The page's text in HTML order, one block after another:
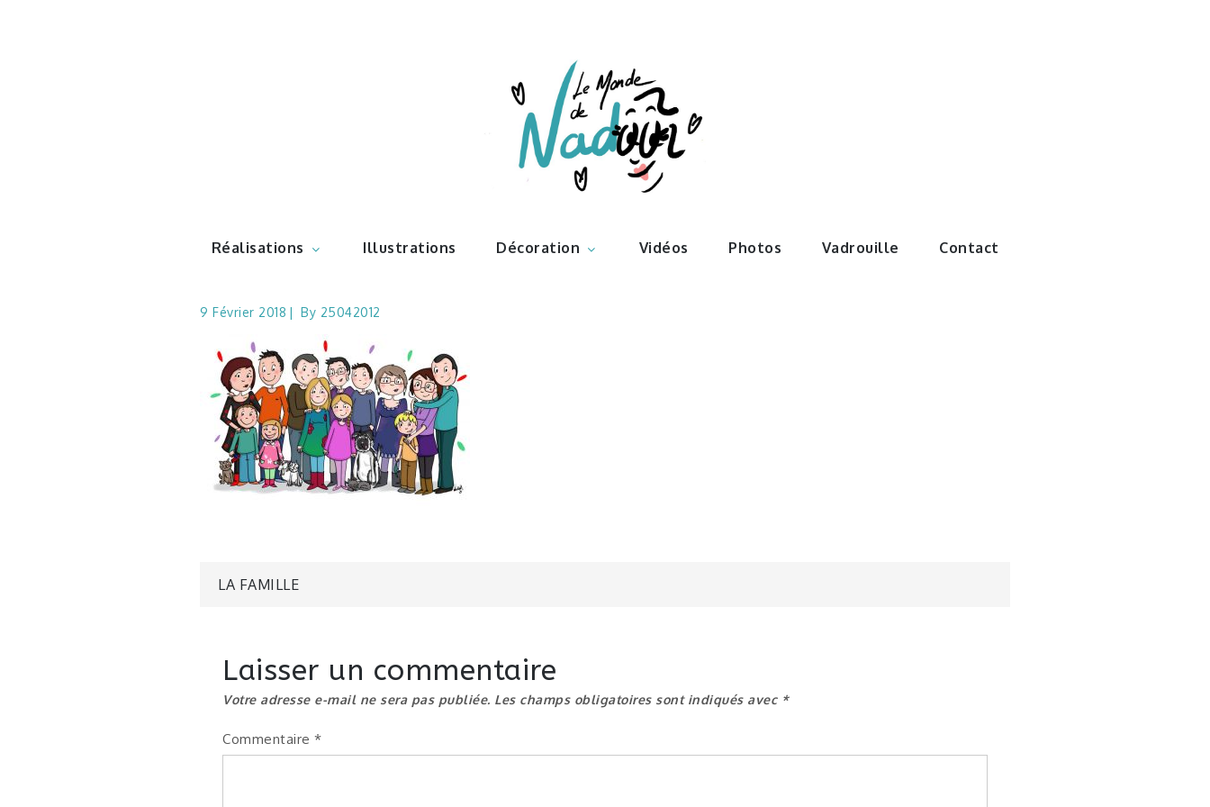
Illustrations – le monde de
Nadoo
Réalisations Illustrations Décoration Vidéos Photos Vadrouille Contact
9 Février 2018 By 25042012
Navigation
l’article
LA FAMILLE
Laisser un commentaire
Votre adresse e-mail ne sera pas publiée. Les champs obligatoires sont indiqués avec *
Commentaire *